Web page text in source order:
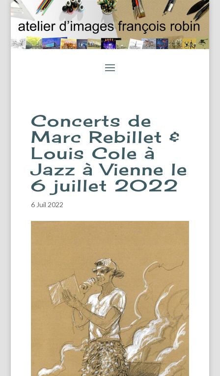
Concerts de
Marc Rebillet &
Louis Cole à
Jazz à Vienne le
6 juillet 2022
6 Juil 2022